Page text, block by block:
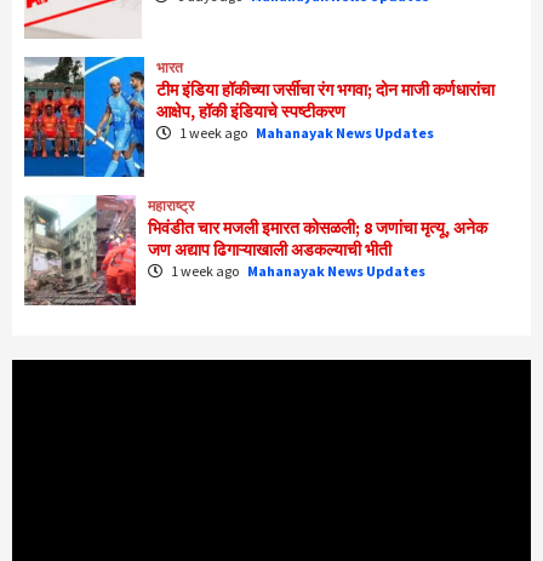
भारत
टीम इंडिया हॉकीच्या जर्सीचा रंग भगवा; दोन माजी कर्णधारांचा
आक्षेप, हॉकी इंडियाचे स्पष्टीकरण
1 week ago Mahanayak News Updates
महाराष्ट्र
भिवंडीत चार मजली इमारत कोसळली; 8 जणांचा मृत्यू, अनेक
जण अद्याप ढिगाऱ्याखाली अडकल्याची भीती
1 week ago Mahanayak News Updates